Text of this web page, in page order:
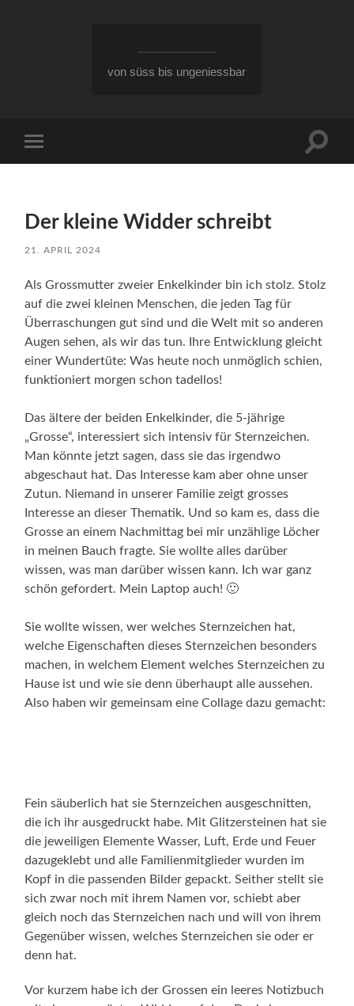
von süss bis ungeniessbar
Menü
Der kleine Widder schreibt
21. APRIL 2024
Als Grossmutter zweier Enkelkinder bin ich stolz. Stolz
auf die zwei kleinen Menschen, die jeden Tag für
Überraschungen gut sind und die Welt mit so anderen
Augen sehen, als wir das tun. Ihre Entwicklung gleicht
einer Wundertüte: Was heute noch unmöglich schien,
funktioniert morgen schon tadellos!
Das ältere der beiden Enkelkinder, die 5-jährige
„Grosse“, interessiert sich intensiv für Sternzeichen.
Man könnte jetzt sagen, dass sie das irgendwo
abgeschaut hat. Das Interesse kam aber ohne unser
Zutun. Niemand in unserer Familie zeigt grosses
Interesse an dieser Thematik. Und so kam es, dass die
Grosse an einem Nachmittag bei mir unzählige Löcher
in meinen Bauch fragte. Sie wollte alles darüber
wissen, was man darüber wissen kann. Ich war ganz
schön gefordert. Mein Laptop auch! 🙂
Sie wollte wissen, wer welches Sternzeichen hat,
welche Eigenschaften dieses Sternzeichen besonders
machen, in welchem Element welches Sternzeichen zu
Hause ist und wie sie denn überhaupt alle aussehen.
Also haben wir gemeinsam eine Collage dazu gemacht:
Fein säuberlich hat sie Sternzeichen ausgeschnitten,
die ich ihr ausgedruckt habe. Mit Glitzersteinen hat sie
die jeweiligen Elemente Wasser, Luft, Erde und Feuer
dazugeklebt und alle Familienmitglieder wurden im
Kopf in die passenden Bilder gepackt. Seither stellt sie
sich zwar noch mit ihrem Namen vor, schiebt aber
gleich noch das Sternzeichen nach und will von ihrem
Gegenüber wissen, welches Sternzeichen sie oder er
denn hat.
Vor kurzem habe ich der Grossen ein leeres Notizbuch